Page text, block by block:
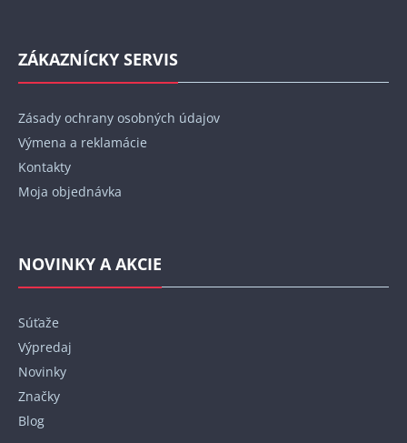
ZÁKAZNÍCKY SERVIS
Zásady ochrany osobných údajov
Výmena a reklamácie
Kontakty
Moja objednávka
NOVINKY A AKCIE
Súťaže
Výpredaj
Novinky
Značky
Blog